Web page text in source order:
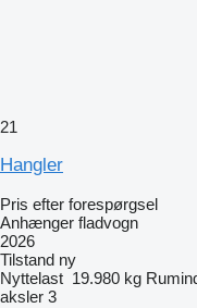
21
Hangler
Pris efter forespørgsel
Anhænger fladvogn
2026
Tilstand ny
Nyttelast 19.980 kg
aksler 3